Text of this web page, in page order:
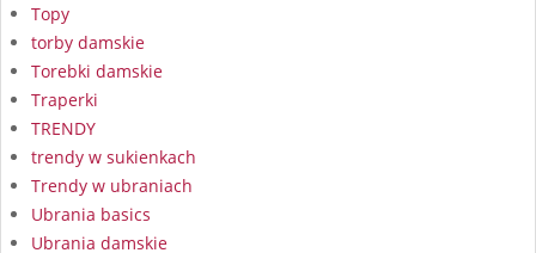
Topy
torby damskie
Torebki damskie
Traperki
TRENDY
trendy w sukienkach
Trendy w ubraniach
Ubrania basics
Ubrania damskie